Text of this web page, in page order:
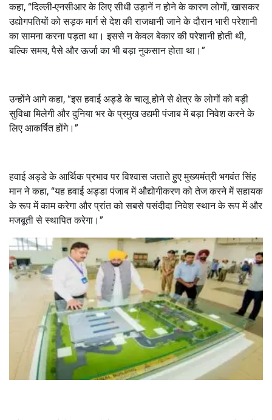
कहा, “दिल्ली-एनसीआर के लिए सीधी उड़ानें न होने के कारण लोगों, खासकर
उद्योगपतियों को सड़क मार्ग से देश की राजधानी जाने के दौरान भारी परेशानी
का सामना करना पड़ता था। इससे न केवल बेकार की परेशानी होती थी,
बल्कि समय, पैसे और ऊर्जा का भी बड़ा नुकसान होता था।”
उन्होंने आगे कहा, “इस हवाई अड्डे के चालू होने से क्षेत्र के लोगों को बड़ी
सुविधा मिलेगी और दुनिया भर के प्रमुख उद्यमी पंजाब में बड़ा निवेश करने के
लिए आकर्षित होंगे।”
हवाई अड्डे के आर्थिक प्रभाव पर विश्वास जताते हुए मुख्यमंत्री भगवंत सिंह
मान ने कहा, “यह हवाई अड्डा पंजाब में औद्योगीकरण को तेज करने में सहायक
के रूप में काम करेगा और प्रांत को सबसे पसंदीदा निवेश स्थान के रूप में और
मजबूती से स्थापित करेगा।”